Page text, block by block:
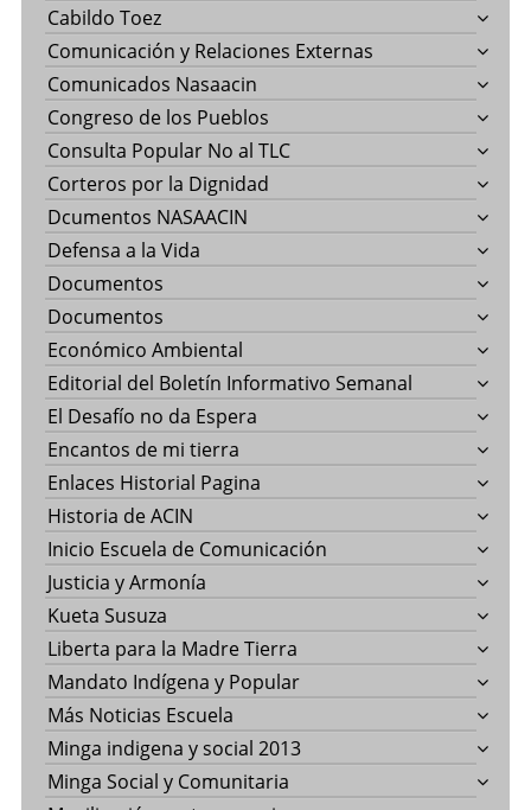
Cabildo Toez
Comunicación y Relaciones Externas
Comunicados Nasaacin
Congreso de los Pueblos
Consulta Popular No al TLC
Corteros por la Dignidad
Dcumentos NASAACIN
Defensa a la Vida
Documentos
Documentos
Económico Ambiental
Editorial del Boletín Informativo Semanal
El Desafío no da Espera
Encantos de mi tierra
Enlaces Historial Pagina
Historia de ACIN
Inicio Escuela de Comunicación
Justicia y Armonía
Kueta Susuza
Liberta para la Madre Tierra
Mandato Indígena y Popular
Más Noticias Escuela
Minga indigena y social 2013
Minga Social y Comunitaria